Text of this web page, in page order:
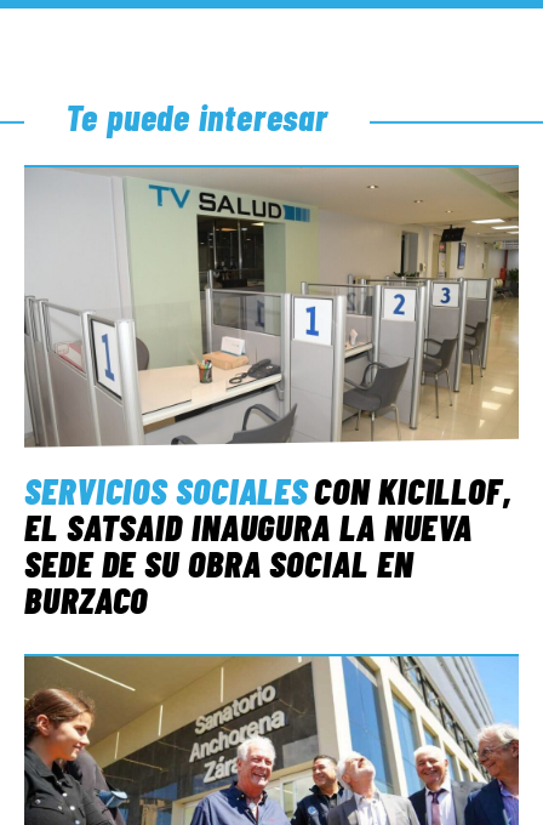
Te puede interesar
SERVICIOS SOCIALESCON KICILLOF,
EL SATSAID INAUGURA LA NUEVA
SEDE DE SU OBRA SOCIAL EN
BURZACO